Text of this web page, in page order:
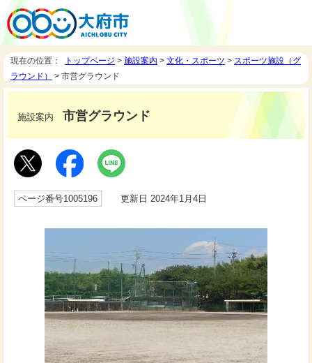
現在の位置： トップページ > 施設案内 > 文化・スポーツ > スポーツ施設（グ
ラウンド）
> 市営グラウンド
施設案内 市営グラウンド
ページ番号1005196 更新日 2024年1月4日